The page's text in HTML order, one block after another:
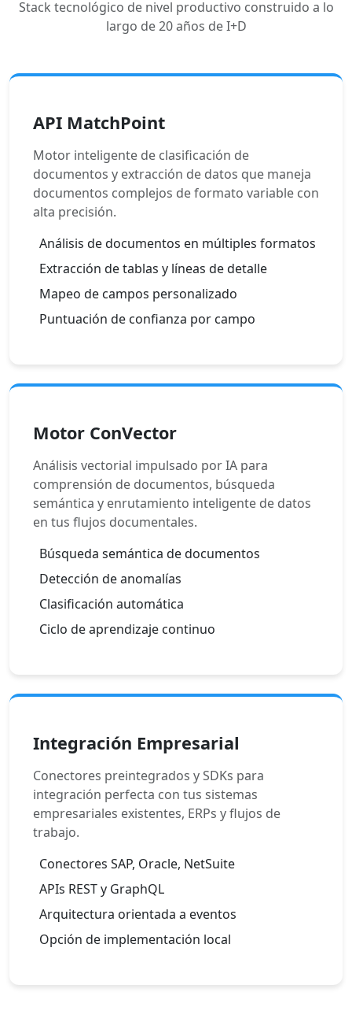
Stack tecnológico de nivel productivo construido a lo
largo de 20 años de I+D
API MatchPoint
Motor inteligente de clasificación de
documentos y extracción de datos que maneja
documentos complejos de formato variable con
alta precisión.
Análisis de documentos en múltiples formatos
Extracción de tablas y líneas de detalle
Mapeo de campos personalizado
Puntuación de confianza por campo
Motor ConVector
Análisis vectorial impulsado por IA para
comprensión de documentos, búsqueda
semántica y enrutamiento inteligente de datos
en tus flujos documentales.
Búsqueda semántica de documentos
Detección de anomalías
Clasificación automática
Ciclo de aprendizaje continuo
Integración Empresarial
Conectores preintegrados y SDKs para
integración perfecta con tus sistemas
empresariales existentes, ERPs y flujos de
trabajo.
Conectores SAP, Oracle, NetSuite
APIs REST y GraphQL
Arquitectura orientada a eventos
Opción de implementación local